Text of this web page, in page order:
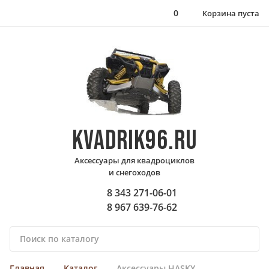
0 Корзина пуста
KVADRIK96.RU
Аксессуары для квадроциклов
и снегоходов
8 343 271-06-01
8 967 639-76-62